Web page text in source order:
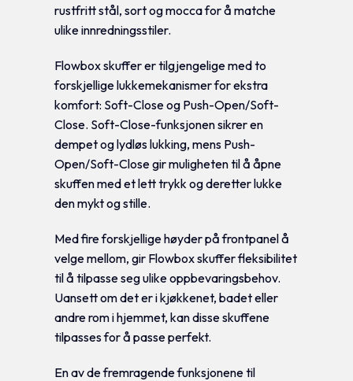
rustfritt stål, sort og mocca for å matche
ulike innredningsstiler.
Flowbox skuffer er tilgjengelige med to
forskjellige lukkemekanismer for ekstra
komfort: Soft-Close og Push-Open/Soft-
Close. Soft-Close-funksjonen sikrer en
dempet og lydløs lukking, mens Push-
Open/Soft-Close gir muligheten til å åpne
skuffen med et lett trykk og deretter lukke
den mykt og stille.
Med fire forskjellige høyder på frontpanel å
velge mellom, gir Flowbox skuffer fleksibilitet
til å tilpasse seg ulike oppbevaringsbehov.
Uansett om det er i kjøkkenet, badet eller
andre rom i hjemmet, kan disse skuffene
tilpasses for å passe perfekt.
En av de fremragende funksjonene til